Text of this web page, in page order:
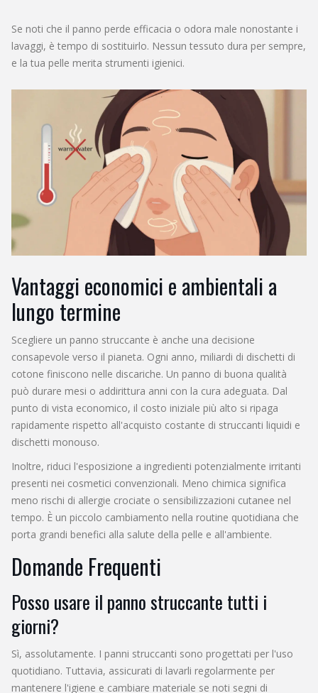
Se noti che il panno perde efficacia o odora male nonostante i
lavaggi, è tempo di sostituirlo. Nessun tessuto dura per sempre,
e la tua pelle merita strumenti igienici.
Vantaggi economici e ambientali a
lungo termine
Scegliere un panno struccante è anche una decisione
consapevole verso il pianeta. Ogni anno, miliardi di dischetti di
cotone finiscono nelle discariche. Un panno di buona qualità
può durare mesi o addirittura anni con la cura adeguata. Dal
punto di vista economico, il costo iniziale più alto si ripaga
rapidamente rispetto all'acquisto costante di struccanti liquidi e
dischetti monouso.
Inoltre, riduci l'esposizione a ingredienti potenzialmente irritanti
presenti nei cosmetici convenzionali. Meno chimica significa
meno rischi di allergie crociate o sensibilizzazioni cutanee nel
tempo. È un piccolo cambiamento nella routine quotidiana che
porta grandi benefici alla salute della pelle e all'ambiente.
Domande Frequenti
Posso usare il panno struccante tutti i
giorni?
Sì, assolutamente. I panni struccanti sono progettati per l'uso
quotidiano. Tuttavia, assicurati di lavarli regolarmente per
mantenere l'igiene e cambiare materiale se noti segni di